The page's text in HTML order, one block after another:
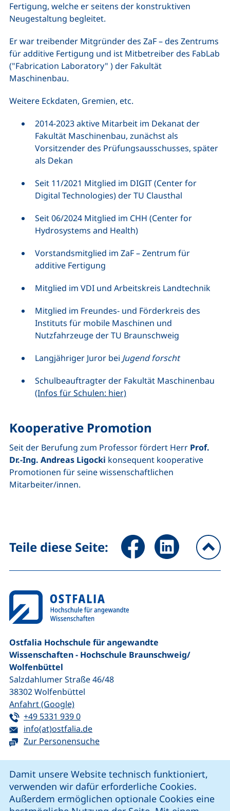
Damit unsere Website technisch funktioniert,
verwenden wir dafür erforderliche Cookies.
Außerdem ermöglichen optionale Cookies eine
Fertigung, welche er seitens der konstruktiven
Neugestaltung begleitet.
Er war treibender Mitgründer des ZaF – des Zentrums
für additive Fertigung und ist Mitbetreiber des FabLab
("Fabrication Laboratory" ) der Fakultät
Maschinenbau.
Weitere Eckdaten, Gremien, etc.
2014-2023 aktive Mitarbeit im Dekanat der
Fakultät Maschinenbau, zunächst als
Vorsitzender des Prüfungsausschusses, später
als Dekan
Seit 11/2021 Mitglied im DIGIT (Center for
Digital Technologies) der TU Clausthal
Seit 06/2024 Mitglied im CHH (Center for
Hydrosystems and Health)
Vorstandsmitglied im ZaF – Zentrum für
additive Fertigung
Mitglied im VDI und Arbeitskreis Landtechnik
Mitglied im Freundes- und Förderkreis des
Instituts für mobile Maschinen und
Nutzfahrzeuge der TU Braunschweig
Langjähriger Juror bei Jugend forscht
Schulbeauftragter der Fakultät Maschinenbau
(Infos für Schulen: hier)
Kooperative Promotion
Seit der Berufung zum Professor fördert Herr Prof.
Dr.-Ing. Andreas Ligocki konsequent kooperative
Promotionen für seine wissenschaftlichen
Mitarbeiter/innen.
Teile diese Seite: Seite über Facebook teilen
Seite über
Ostfalia Hochschule für angewandte
Wissenschaften - Hochschule Braunschweig/​
Wolfenbüttel
Salzdahlumer Straße 46/48
38302Wolfenbüttel
Anfahrt (Google)(externer Link, öffnet neues Fenster)
Tel:
+49 5331 939 0(startet einen Telefonanruf, wenn Ihr
E-Mail:
info(at)ostfalia.de(öffnet Ihr E-Mail-Programm)
Zur Personensuche
unsere Facebook-Seite (externer Link, öffnet neues
unsere LinkedIn-Seite (externer Link, öffnet
unsere Instagram-Seite (externer Link,
unsere YouTube-Seite (externer